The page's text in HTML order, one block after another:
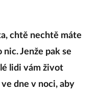
chtě nechtě máte
Jenže pak se
lidi vám život
dne v noci, aby